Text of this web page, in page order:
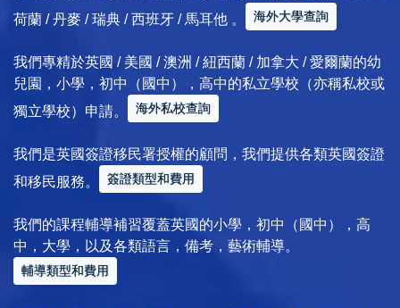
荷蘭 / 丹麥 / 瑞典 / 西班牙 / 馬耳他 。
海外大學查詢
我們專精於英國 / 美國 / 澳洲 / 紐西蘭 / 加拿大 / 愛爾蘭的幼
兒園，小學，初中（國中），高中的私立學校（亦稱私校或
獨立學校）申請。
海外私校查詢
我們是英國簽證移民署授權的顧問，我們提供各類英國簽證
和移民服務。
簽證類型和費用
我們的課程輔導補習覆蓋英國的小學，初中（國中），高
中，大學，以及各類語言，備考，藝術輔導。
輔導類型和費用